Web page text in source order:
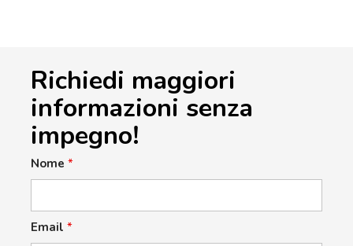
Richiedi maggiori
informazioni senza
impegno!
Nome *
Email *